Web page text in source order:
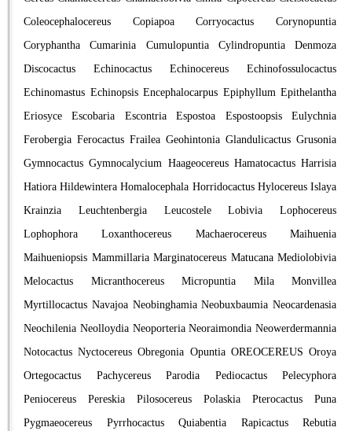
Coleocephalocereus
Copiapoa Corryocactus
Corynopuntia
Coryphantha
Cumarinia Cumulopuntia Cylindropuntia
Denmoza
Discocactus
Echinocactus Echinocereus
Echinofossulocactus
Echinomastus Echinopsis Encephalocarpus Epiphyllum Epithelantha
Eriosyce
Escobaria Escontria Espostoa Espostoopsis
Eulychnia
Ferobergia Ferocactus Frailea Geohintonia Glandulicactus Grusonia
Gymnocactus Gymnocalycium Haageocereus Hamatocactus Harrisia
Hatiora Hildewintera Homalocephala Horridocactus Hylocereus Islaya
Krainzia
Leuchtenbergia Leucostele Lobivia
Lophocereus
Lophophora
Loxanthocereus Machaerocereus
Maihuenia
Maihueniopsis Mammillaria Marginatocereus Matucana Mediolobivia
Melocactus
Micranthocereus Micropuntia Mila
Monvillea
Myrtillocactus Navajoa Neobinghamia Neobuxbaumia Neocardenasia
Neochilenia Neolloydia Neoporteria Neoraimondia Neowerdermannia
Notocactus Nyctocereus Obregonia Opuntia OREOCEREUS Oroya
Ortegocactus
Pachycereus Parodia Pediocactus
Pelecyphora
Peniocereus
Pereskia Pilosocereus Polaskia Pterocactus
Puna
Pygmaeocereus
Pyrrhocactus Quiabentia Rapicactus Rebutia